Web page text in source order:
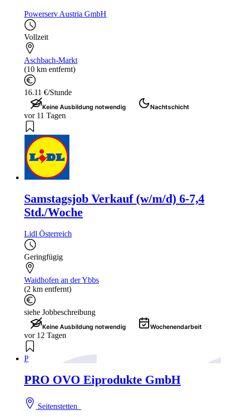
Powerserv Austria GmbH
Vollzeit
Aschbach-Markt
(10 km entfernt)
16.11 €/Stunde
Keine Ausbildung notwendig Nachtschicht
vor 11 Tagen
Samstagsjob Verkauf (w/m/d) 6-7,4
Std./Woche
Lidl Österreich
Geringfügig
Waidhofen an der Ybbs
(2 km entfernt)
siehe Jobbeschreibung
Keine Ausbildung notwendig Wochenendarbeit
vor 12 Tagen
P
PRO OVO Eiprodukte GmbH
Seitenstetten